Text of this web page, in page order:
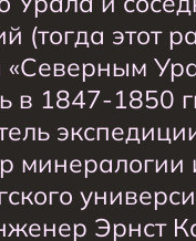
(тогда этот
в 1847-1850
минералогии
Эрнст